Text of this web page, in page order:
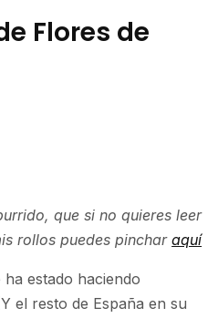
Flores de
que si no quieres leer
rollos puedes pincharaquí
estado haciendo
el resto de España en su